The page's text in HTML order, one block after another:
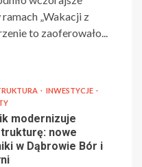
„Wakacji z
to zaoferowało...
INWESTYCJE
modernizuje
nowe
w Dąbrowie Bór i